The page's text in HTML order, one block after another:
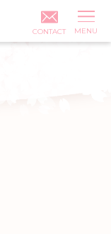
CONTACT MENU